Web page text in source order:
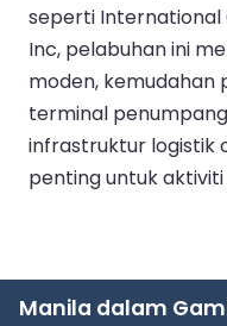
seperti International
Inc, pelabuhan ini
moden, kemudahan
terminal
infrastruktur logistik
penting untuk
Manila dalam